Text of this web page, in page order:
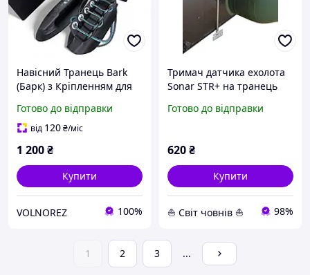
Навісний Транець Bark
(Барк) з Кріпленням для
Готово до відправки
від 120₴/міс
1 200₴
Купити
VOLNOREZ 100%
Тримач датчика ехолота
Sonar STR+ на транець
Готово до відправки
620₴
Купити
⛵ Світ човнів ⛵ 98%
1 2 3 ...